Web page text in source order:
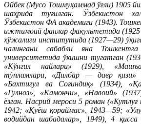
Ойбек (Мусо Тошмуҳаммад ўғли) 1905
шаҳрида туғилган. Ўзбекистон
Ўзбекистон ФА академиги (1943).
ижтимоий фанлар факультетида
хўжалиги институтида (1927—29)
чалингани сабабли яна
университетида ўкишни тугатган
«Кўнгил найлари» (1929),
тўпламлари, «Дилбар — давр қизи»
«Бахтигул ва Соғиндиқ» (1934),
«Гулноз», «Камончи», «Навоий»
ёзган. Насрий мероси 5 роман
1942; «Қуёш қораймас», 1943—59;
водийдан шабадалар», 1949), 4